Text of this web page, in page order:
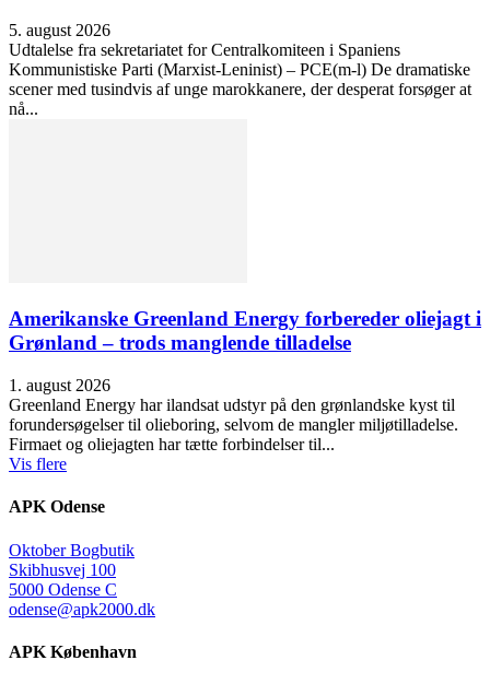
5. august 2026
Udtalelse fra sekretariatet for Centralkomiteen i Spaniens
Kommunistiske Parti (Marxist-Leninist) – PCE(m-l) De dramatiske
scener med tusindvis af unge marokkanere, der desperat forsøger at
nå...
Amerikanske Greenland Energy forbereder oliejagt i
Grønland – trods manglende tilladelse
1. august 2026
Greenland Energy har ilandsat udstyr på den grønlandske kyst til
forundersøgelser til olieboring, selvom de mangler miljøtilladelse.
Firmaet og oliejagten har tætte forbindelser til...
Vis flere
APK Odense
Oktober Bogbutik
Skibhusvej 100
5000 Odense C
odense@apk2000.dk
APK København